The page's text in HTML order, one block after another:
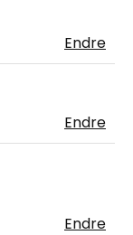
Endre
Endre
Endre